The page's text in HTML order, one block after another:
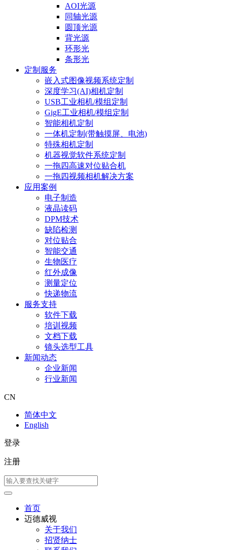
AOI光源
同轴光源
圆顶光源
背光源
环形光
条形光
定制服务
嵌入式图像视频系统定制
深度学习(AI)相机定制
USB工业相机/模组定制
GigE工业相机/模组定制
智能相机定制
一体机定制(带触摸屏、电池)
特殊相机定制
机器视觉软件系统定制
一拖四高速对位贴合机
一拖四视频相机解决方案
应用案例
电子制造
液晶读码
DPM技术
缺陷检测
对位贴合
智能交通
生物医疗
红外成像
测量定位
快递物流
服务支持
软件下载
培训视频
文档下载
镜头选型工具
新闻动态
企业新闻
行业新闻
CN
简体中文
English
登录
注册
首页
迈德威视
关于我们
招贤纳士